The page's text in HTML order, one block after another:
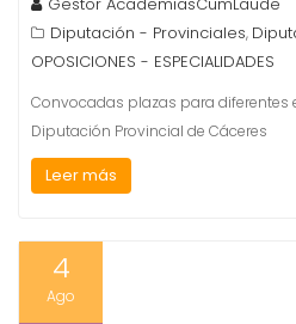
Diputación - Provinciales,
OPOSICIONES - ESPECIALIDADES
Convocadas plazas para diferentes
Diputación Provincial de Cáceres
Leer más
4
Ago